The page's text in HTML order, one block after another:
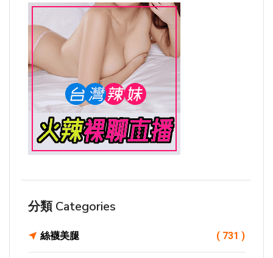
分類 Categories
絲襪美腿 ( 731 )